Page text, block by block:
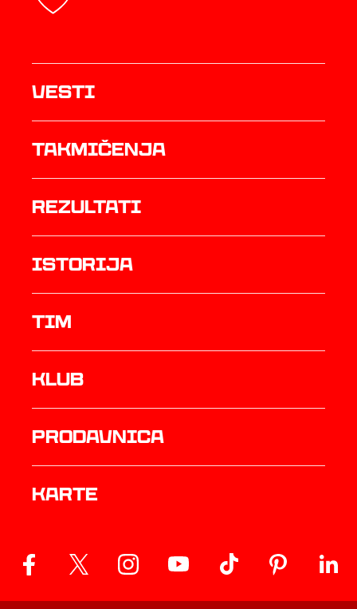
Vesti
Takmičenja
rezultati
istorija
TIM
Klub
prodavnica
Karte